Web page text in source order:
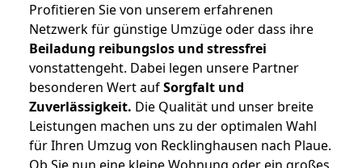
Profitieren Sie von unserem erfahrenen
Netzwerk für günstige Umzüge oder dass ihre
Beiladung reibungslos und stressfrei
vonstattengeht. Dabei legen unsere Partner
besonderen Wert aufSorgfalt und
Zuverlässigkeit. Die Qualität und unser breite
Leistungen machen uns zu der optimalen Wahl
für Ihren Umzug von Recklinghausen nach Plaue.